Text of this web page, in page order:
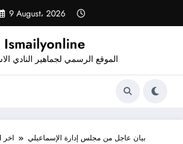
9 August، 2026
Ismailyonline
الموقع الرسمي لجماهير النادي
اخر بيان عاجل من مجلس إدارة الإسماعيلي